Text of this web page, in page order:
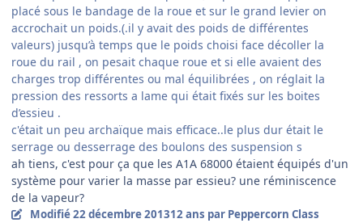
placé sous le bandage de la roue et sur le grand levier on
accrochait un poids.(.il y avait des poids de différentes
valeurs) jusqu’à temps que le poids choisi face décoller la
roue du rail , on pesait chaque roue et si elle avaient des
charges trop différentes ou mal équilibrées , on réglait la
pression des ressorts a lame qui était fixés sur les boites
d’essieu .
c'était un peu archaïque mais efficace..le plus dur était le
serrage ou desserrage des boulons des suspension s
ah tiens, c'est pour ça que les A1A 68000 étaient équipés d'un
système pour varier la masse par essieu? une réminiscence
de la vapeur?
Modifié22 décembre 201312 ans par Peppercorn Class